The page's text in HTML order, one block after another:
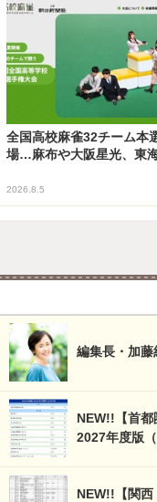
全国高校麻雀32チーム本
場…麻布や大阪星光、東
2026.8.5
編集長・加藤
NEW!!【首都
2027年度版
NEW!!【関西